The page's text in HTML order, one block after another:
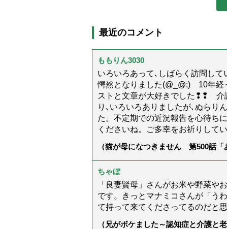
最近のコメント
ももりん3030
いろいろあって､しばらく訪問し
愕然となりました(@_@;) 10年経
ストと文章が大好きでした❢❢ 介
り､いろいろありましたが､ぬらり
た。不定期での近況報告を心待ち
くださいね。ご多幸をお祈りして
（猫が母になつきません 第500話「
ちゃぼ
「良妻賢母」さんがお米や野菜や
です。きっとマナミコさんが「う
て持って来てくださってるのだと
（兄がボケました～認知症と介護と